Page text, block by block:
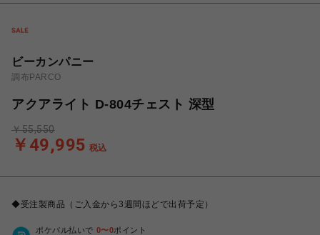
ビーカンパニー
調布PARCO
アクアライト D-804チェスト 深型
￥49,995 税込
￥55,550
◆受注製商品（ご入金から3週間ほどで出荷予定）
ポケパル払いで 0〜0ポイント